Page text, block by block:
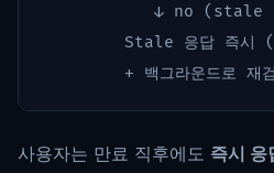
↓ no (stale
Stale 응답 즉시 (
사용자는 만료 직후에도 즉시 응